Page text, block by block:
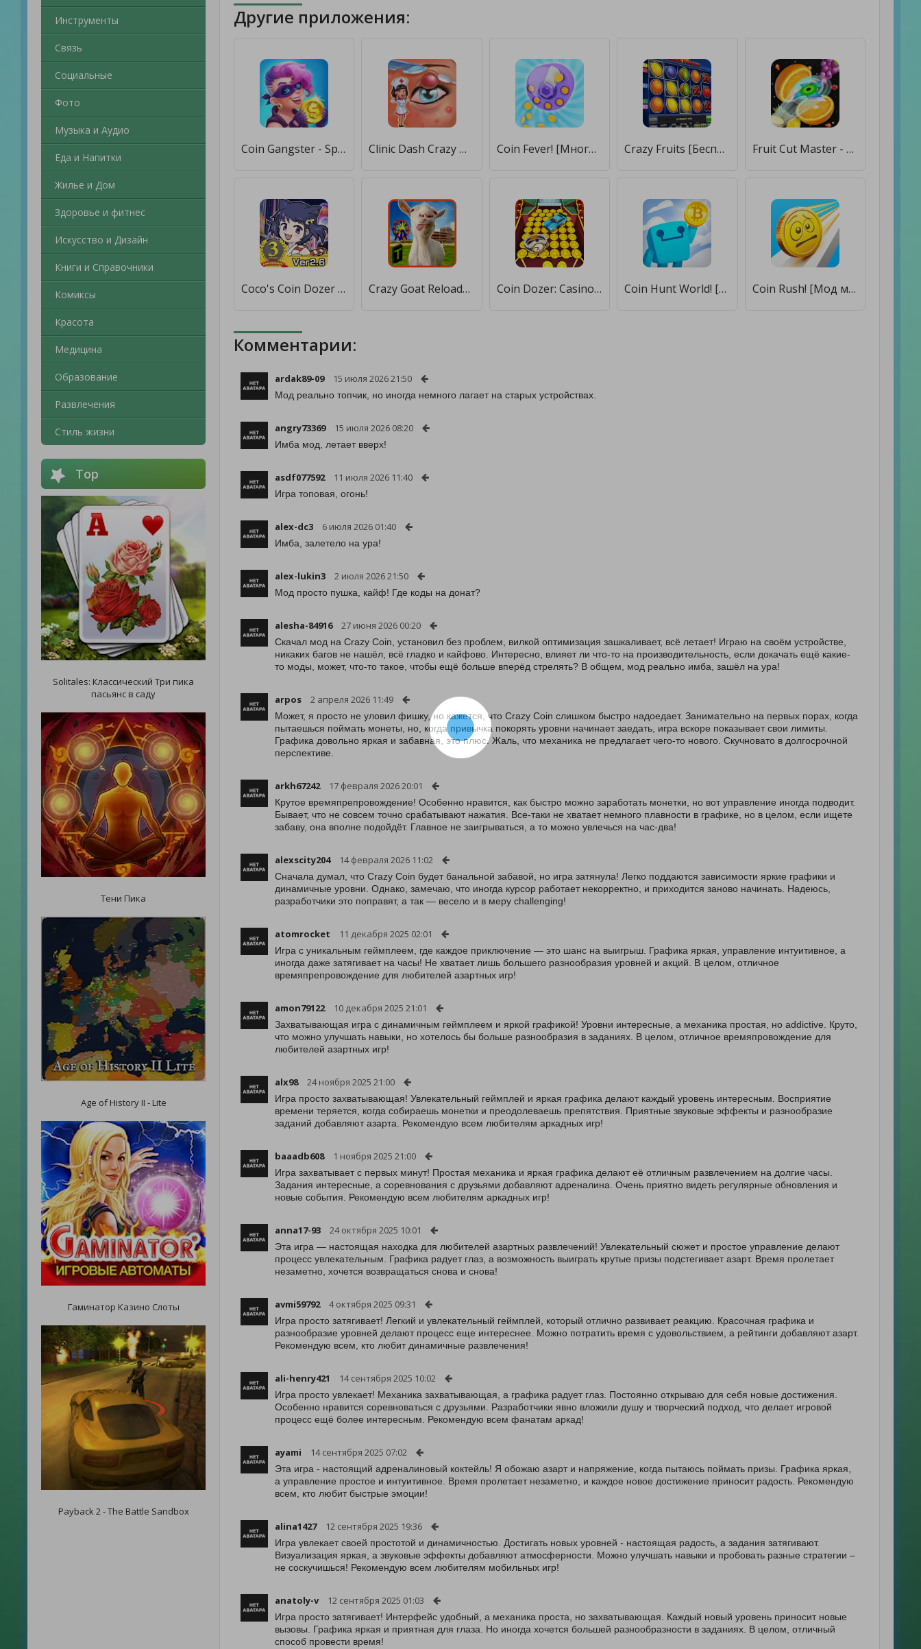
Инструменты
Связь
Социальные
Фото
Музыка и Аудио
Еда и Напитки
Жилье и Дом
Здоровье и фитнес
Искусство и Дизайн
Книги и Справочники
Комиксы
Красота
Медицина
Образование
Развлечения
Стиль жизни
Top
Solitales: Классический Три пика
пасьянс в саду
Тени Пика
Age of History II - Lite
Гаминатор Казино Слоты
Payback 2 - The Battle Sandbox
Другие приложения:
Coin Gangster - Spin Master [Много монет] Clinic Dash Crazy Hospital [Бесплатные покупки] Coin Fever! [Много денег] Crazy Fruits [Бесплатные покупки] Fruit Cut Master - Crazy Slash [Бесплатные покупки]
Coco's Coin Dozer [Бесплатные покупки] Crazy Goat Reloaded 2016 [Бесплатные покупки] Coin Dozer: Casino [Бесплатные покупки] Coin Hunt World! [Бесплатные покупки] Coin Rush! [Мод меню]
Комментарии:
ardak89-09 15 июля 2026 21:50
Мод реально топчик, но иногда немного лагает на старых устройствах.
angry73369 15 июля 2026 08:20
Имба мод, летает вверх!
asdf077592 11 июля 2026 11:40
Игра топовая, огонь!
alex-dc3 6 июля 2026 01:40
Имба, залетело на ура!
alex-lukin3 2 июля 2026 21:50
Мод просто пушка, кайф! Где коды на донат?
alesha-84916 27 июня 2026 00:20
Скачал мод на Crazy Coin, установил без проблем, вилкой оптимизация зашкаливает, всё летает! Играю на своём устройстве,
никаких багов не нашёл, всё гладко и кайфово. Интересно, влияет ли что-то на производительность, если докачать ещё какие-
то моды, может, что-то такое, чтобы ещё больше вперёд стрелять? В общем, мод реально имба, зашёл на ура!
arpos 2 апреля 2026 11:49
Может, я просто не уловил фишку, но кажется, что Crazy Coin слишком быстро надоедает. Занимательно на первых порах, когда
пытаешься поймать монеты, но, когда привычка покорять уровни начинает заедать, игра вскоре показывает свои лимиты.
Графика довольно яркая и забавная, это плюс. Жаль, что механика не предлагает чего-то нового. Скучновато в долгосрочной
перспективе.
arkh67242 17 февраля 2026 20:01
Крутое времяпрепровождение! Особенно нравится, как быстро можно заработать монетки, но вот управление иногда подводит.
Бывает, что не совсем точно срабатывают нажатия. Все-таки не хватает немного плавности в графике, но в целом, если ищете
забаву, она вполне подойдёт. Главное не заигрываться, а то можно увлечься на час-два!
alexscity204 14 февраля 2026 11:02
Сначала думал, что Crazy Coin будет банальной забавой, но игра затянула! Легко поддаются зависимости яркие графики и
динамичные уровни. Однако, замечаю, что иногда курсор работает некорректно, и приходится заново начинать. Надеюсь,
разработчики это поправят, а так — весело и в меру challenging!
atomrocket 11 декабря 2025 02:01
Игра с уникальным геймплеем, где каждое приключение — это шанс на выигрыш. Графика яркая, управление интуитивное, а
иногда даже затягивает на часы! Не хватает лишь большего разнообразия уровней и акций. В целом, отличное
времяпрепровождение для любителей азартных игр!
amon79122 10 декабря 2025 21:01
Захватывающая игра с динамичным геймплеем и яркой графикой! Уровни интересные, а механика простая, но addictive. Круто,
что можно улучшать навыки, но хотелось бы больше разнообразия в заданиях. В целом, отличное времяпровождение для
любителей азартных игр!
alx98 24 ноября 2025 21:00
Игра просто захватывающая! Увлекательный геймплей и яркая графика делают каждый уровень интересным. Восприятие
времени теряется, когда собираешь монетки и преодолеваешь препятствия. Приятные звуковые эффекты и разнообразие
заданий добавляют азарта. Рекомендую всем любителям аркадных игр!
baaadb608 1 ноября 2025 21:00
Игра захватывает с первых минут! Простая механика и яркая графика делают её отличным развлечением на долгие часы.
Задания интересные, а соревнования с друзьями добавляют адреналина. Очень приятно видеть регулярные обновления и
новые события. Рекомендую всем любителям аркадных игр!
anna17-93 24 октября 2025 10:01
Эта игра — настоящая находка для любителей азартных развлечений! Увлекательный сюжет и простое управление делают
процесс увлекательным. Графика радует глаз, а возможность выиграть крутые призы подстегивает азарт. Время пролетает
незаметно, хочется возвращаться снова и снова!
avmi59792 4 октября 2025 09:31
Игра просто затягивает! Легкий и увлекательный геймплей, который отлично развивает реакцию. Красочная графика и
разнообразие уровней делают процесс еще интереснее. Можно потратить время с удовольствием, а рейтинги добавляют азарт.
Рекомендую всем, кто любит динамичные развлечения!
ali-henry421 14 сентября 2025 10:02
Игра просто увлекает! Механика захватывающая, а графика радует глаз. Постоянно открываю для себя новые достижения.
Особенно нравится соревноваться с друзьями. Разработчики явно вложили душу и творческий подход, что делает игровой
процесс ещё более интересным. Рекомендую всем фанатам аркад!
ayami 14 сентября 2025 07:02
Эта игра - настоящий адреналиновый коктейль! Я обожаю азарт и напряжение, когда пытаюсь поймать призы. Графика яркая,
а управление простое и интуитивное. Время пролетает незаметно, и каждое новое достижение приносит радость. Рекомендую
всем, кто любит быстрые эмоции!
alina1427 12 сентября 2025 19:36
Игра увлекает своей простотой и динамичностью. Достигать новых уровней - настоящая радость, а задания затягивают.
Визуализация яркая, а звуковые эффекты добавляют атмосферности. Можно улучшать навыки и пробовать разные стратегии –
не соскучишься! Рекомендую всем любителям мобильных игр!
anatoly-v 12 сентября 2025 01:03
Игра просто затягивает! Интерфейс удобный, а механика проста, но захватывающая. Каждый новый уровень приносит новые
вызовы. Графика яркая и приятная для глаза. Но иногда хочется большей разнообразности в заданиях. В целом, отличный
способ провести время!